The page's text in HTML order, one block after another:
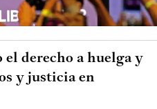
derecho a huelga y
y justicia en